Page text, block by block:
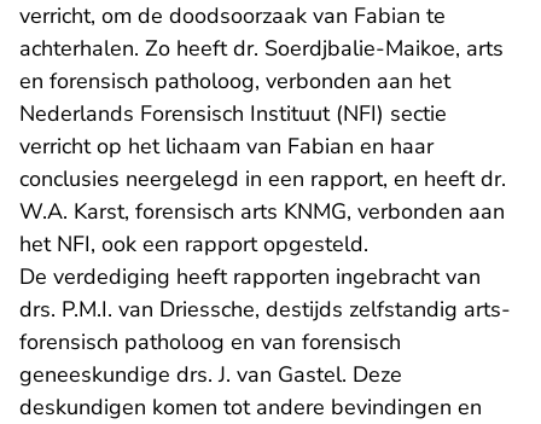
verricht, om de doodsoorzaak van Fabian te
achterhalen. Zo heeft dr. Soerdjbalie-Maikoe, arts
en forensisch patholoog, verbonden aan het
Nederlands Forensisch Instituut (NFI) sectie
verricht op het lichaam van Fabian en haar
conclusies neergelegd in een rapport, en heeft dr.
W.A. Karst, forensisch arts KNMG, verbonden aan
het NFI, ook een rapport opgesteld.
De verdediging heeft rapporten ingebracht van
drs. P.M.I. van Driessche, destijds zelfstandig arts-
forensisch patholoog en van forensisch
geneeskundige drs. J. van Gastel. Deze
deskundigen komen tot andere bevindingen en